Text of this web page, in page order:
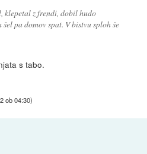
klepetal z frendi, dobil hudo
pa domov spat. V bistvu sploh še
s tabo.
ob 04:30)